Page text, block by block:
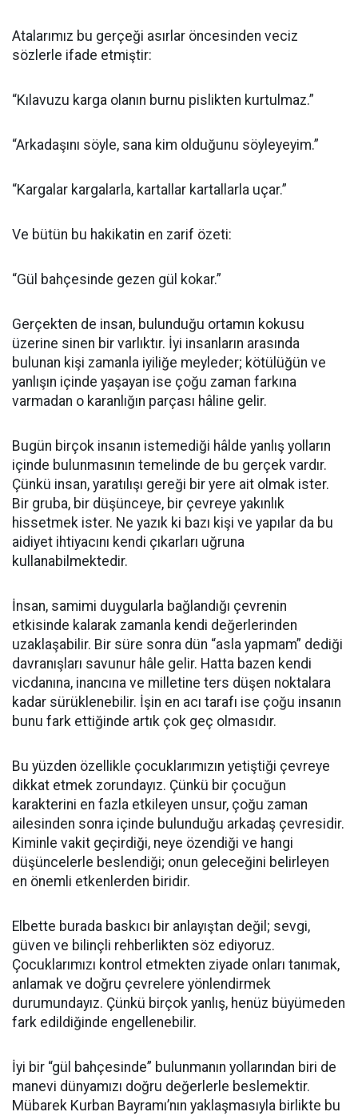
Atalarımız bu gerçeği asırlar öncesinden veciz
sözlerle ifade etmiştir:
“Kılavuzu karga olanın burnu pislikten kurtulmaz.”
“Arkadaşını söyle, sana kim olduğunu söyleyeyim.”
“Kargalar kargalarla, kartallar kartallarla uçar.”
Ve bütün bu hakikatin en zarif özeti:
“Gül bahçesinde gezen gül kokar.”
Gerçekten de insan, bulunduğu ortamın kokusu
üzerine sinen bir varlıktır. İyi insanların arasında
bulunan kişi zamanla iyiliğe meyleder; kötülüğün ve
yanlışın içinde yaşayan ise çoğu zaman farkına
varmadan o karanlığın parçası hâline gelir.
Bugün birçok insanın istemediği hâlde yanlış yolların
içinde bulunmasının temelinde de bu gerçek vardır.
Çünkü insan, yaratılışı gereği bir yere ait olmak ister.
Bir gruba, bir düşünceye, bir çevreye yakınlık
hissetmek ister. Ne yazık ki bazı kişi ve yapılar da bu
aidiyet ihtiyacını kendi çıkarları uğruna
kullanabilmektedir.
İnsan, samimi duygularla bağlandığı çevrenin
etkisinde kalarak zamanla kendi değerlerinden
uzaklaşabilir. Bir süre sonra dün “asla yapmam” dediği
davranışları savunur hâle gelir. Hatta bazen kendi
vicdanına, inancına ve milletine ters düşen noktalara
kadar sürüklenebilir. İşin en acı tarafı ise çoğu insanın
bunu fark ettiğinde artık çok geç olmasıdır.
Bu yüzden özellikle çocuklarımızın yetiştiği çevreye
dikkat etmek zorundayız. Çünkü bir çocuğun
karakterini en fazla etkileyen unsur, çoğu zaman
ailesinden sonra içinde bulunduğu arkadaş çevresidir.
Kiminle vakit geçirdiği, neye özendiği ve hangi
düşüncelerle beslendiği; onun geleceğini belirleyen
en önemli etkenlerden biridir.
Elbette burada baskıcı bir anlayıştan değil; sevgi,
güven ve bilinçli rehberlikten söz ediyoruz.
Çocuklarımızı kontrol etmekten ziyade onları tanımak,
anlamak ve doğru çevrelere yönlendirmek
durumundayız. Çünkü birçok yanlış, henüz büyümeden
fark edildiğinde engellenebilir.
İyi bir “gül bahçesinde” bulunmanın yollarından biri de
manevi dünyamızı doğru değerlerle beslemektir.
Mübarek Kurban Bayramı’nın yaklaşmasıyla birlikte bu